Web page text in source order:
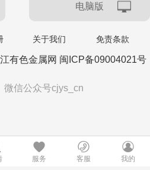
电脑版
关于我们 免责条款
有色金属网 闽ICP备09004021号
微信公众号cjys_cn
服务 客服 我的